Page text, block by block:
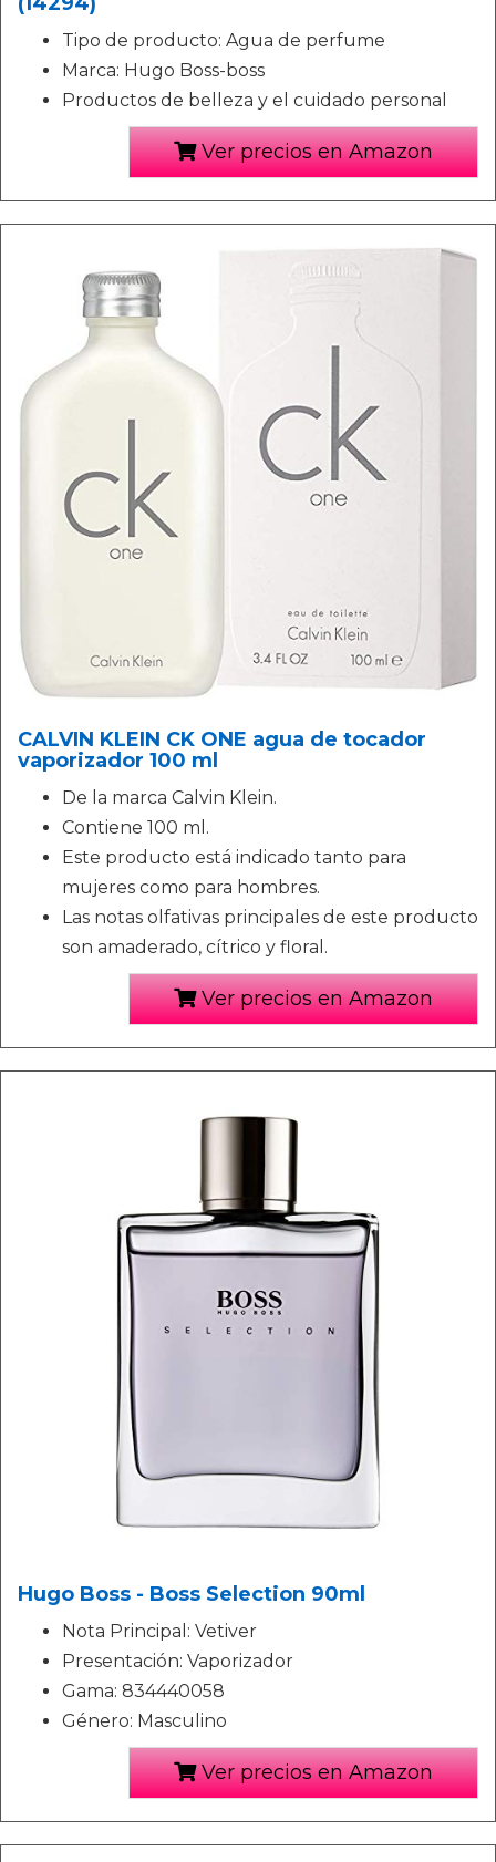
Tipo de producto: Agua de perfume
Marca: Hugo Boss-boss
Productos de belleza y el cuidado personal
Ver precios en Amazon
CALVIN KLEIN CK ONE agua de tocador
vaporizador 100 ml
De la marca Calvin Klein.
Contiene 100 ml.
Este producto está indicado tanto para
mujeres como para hombres.
Las notas olfativas principales de este producto
son amaderado, cítrico y floral.
Ver precios en Amazon
Hugo Boss - Boss Selection 90ml
Nota Principal: Vetiver
Presentación: Vaporizador
Gama: 834440058
Género: Masculino
Ver precios en Amazon